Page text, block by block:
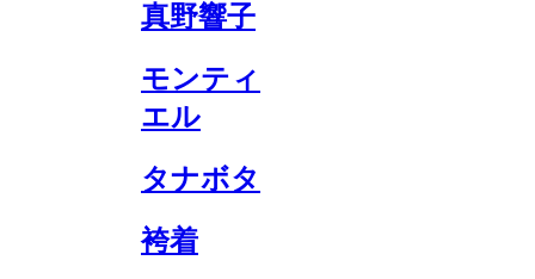
真野響子
モンティ
エル
タナボタ
袴着